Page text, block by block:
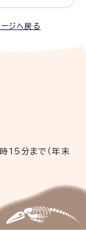
ージへ戻る
15分まで（年末